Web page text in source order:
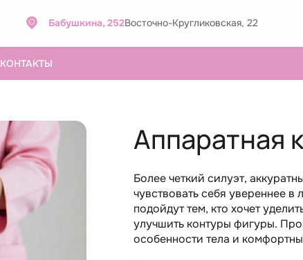
Бабушкина, 252Восточно-Кругликовская, 22
КОНТАКТЫ
Аппаратная
Более четкий силуэт,
чувствовать себя увереннее
подойдут тем, кто хочет
улучшить контуры фигуры.
особенности тела и